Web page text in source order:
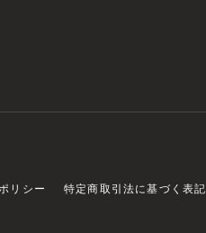
リシー 特定商取引法に基づく表記